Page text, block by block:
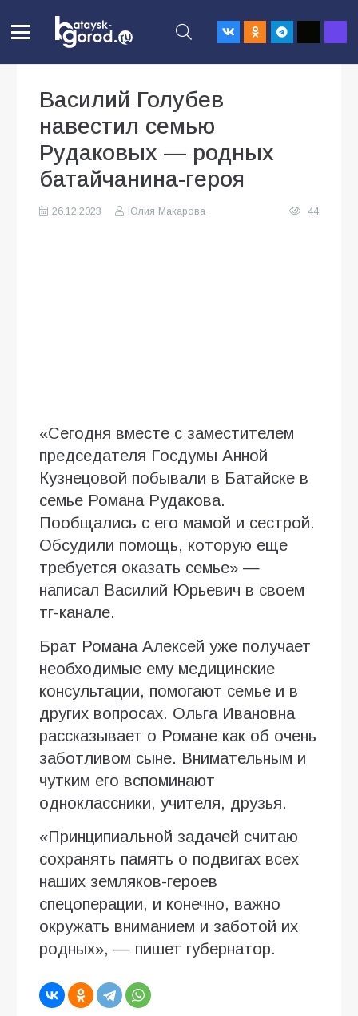
Василий Голубев
навестил семью
Рудаковых — родных
батайчанина-героя
26.12.2023 Юлия Макарова 44
«Сегодня вместе с заместителем
председателя Госдумы Анной
Кузнецовой побывали в Батайске в
семье Романа Рудакова.
Пообщались с его мамой и сестрой.
Обсудили помощь, которую еще
требуется оказать семье» —
написал Василий Юрьевич в своем
тг-канале.
Брат Романа Алексей уже получает
необходимые ему медицинские
консультации, помогают семье и в
других вопросах. Ольга Ивановна
рассказывает о Романе как об очень
заботливом сыне. Внимательным и
чутким его вспоминают
одноклассники, учителя, друзья.
«Принципиальной задачей считаю
сохранять память о подвигах всех
наших земляков-героев
спецоперации, и конечно, важно
окружать вниманием и заботой их
родных», — пишет губернатор.